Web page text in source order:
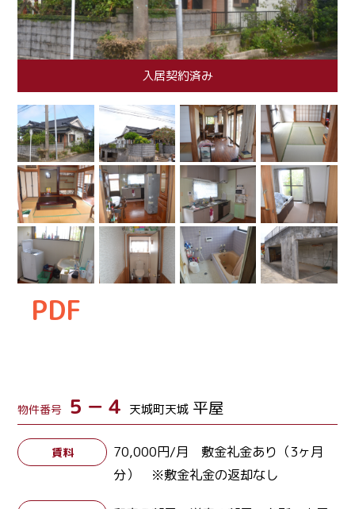
入居契約済み
PDF
物件番号 ５－４ 天城町天城 平屋
賃料
70,000円/月 敷金礼金あり（3ヶ月
分） ※敷金礼金の返却なし